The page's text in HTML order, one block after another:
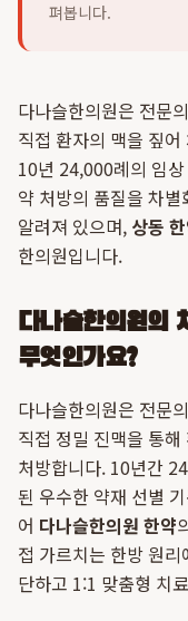
펴봅니다.
다나슬한의원은 전문
직접 환자의 맥을 짚
10년 24,000례의 임
약 처방의 품질을 차별
알려져 있으며, 상동
한의원입니다.
다나슬한의원의
무엇인가요?
다나슬한의원은 전문
직접 정밀 진맥을 통
처방합니다. 10년간
된 우수한 약재 선별
어 다나슬한의원 한약
접 가르치는 한방 원
단하고 1:1 맞춤형 치